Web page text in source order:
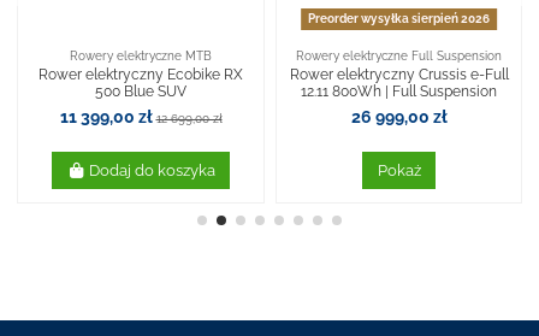
Rowery elektryczne MTB
Rower elektryczny Ecobike RX
500 Blue SUV
11 399,00 zł12 699,00 zł
Dodaj do koszyka
Preorder wysyłka sierpień 2026
Rowery elektryczne Full Suspension
Rower elektryczny Crussis e-Full
12.11 800Wh | Full Suspension
26 999,00 zł
Pokaż